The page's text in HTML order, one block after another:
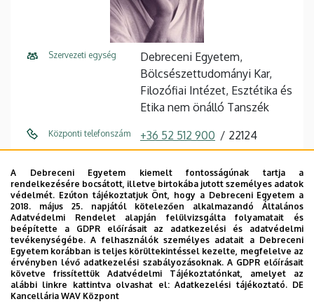
Szervezeti egység
Debreceni Egyetem,
Bölcsészettudományi Kar,
Filozófiai Intézet, Esztétika és
Etika nem önálló Tanszék
Központi telefonszám +36 52 512 900 22124
Cím
4032 Debrecen, Egyetem tér
1.
Épület
Főépület (Egyetem téri
Campus)
Emelet, ajtó
2. emelet, 232/b (oktatói
A Debreceni Egyetem kiemelt fontosságúnak tartja a
rendelkezésére bocsátott, illetve birtokába jutott személyes adatok
védelmét. Ezúton tájékoztatjuk Önt, hogy a Debreceni Egyetem a
2018. május 25. napjától kötelezően alkalmazandó Általános
Adatvédelmi Rendelet alapján felülvizsgálta folyamatait és
beépítette a GDPR előírásait az adatkezelési és adatvédelmi
tevékenységébe. A felhasználók személyes adatait a Debreceni
Egyetem korábban is teljes körültekintéssel kezelte, megfelelve az
érvényben lévő adatkezelési szabályozásoknak. A GDPR előírásait
követve frissítettük Adatvédelmi Tájékoztatónkat, amelyet az
alábbi linkre kattintva olvashat el:Adatkezelési tájékoztató. DE
Kancellária WAV Központ